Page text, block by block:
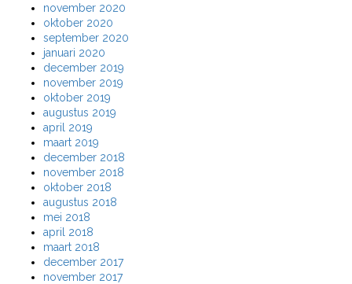
november 2020
oktober 2020
september 2020
januari 2020
december 2019
november 2019
oktober 2019
augustus 2019
april 2019
maart 2019
december 2018
november 2018
oktober 2018
augustus 2018
mei 2018
april 2018
maart 2018
december 2017
november 2017